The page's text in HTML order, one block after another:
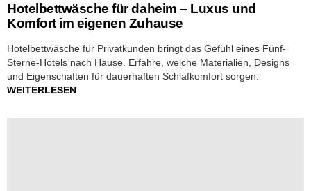
Hotelbettwäsche für daheim – Luxus und
Komfort im eigenen Zuhause
Hotelbettwäsche für Privatkunden bringt das Gefühl eines Fünf-
Sterne-Hotels nach Hause. Erfahre, welche Materialien, Designs
und Eigenschaften für dauerhaften Schlafkomfort sorgen.
WEITERLESEN